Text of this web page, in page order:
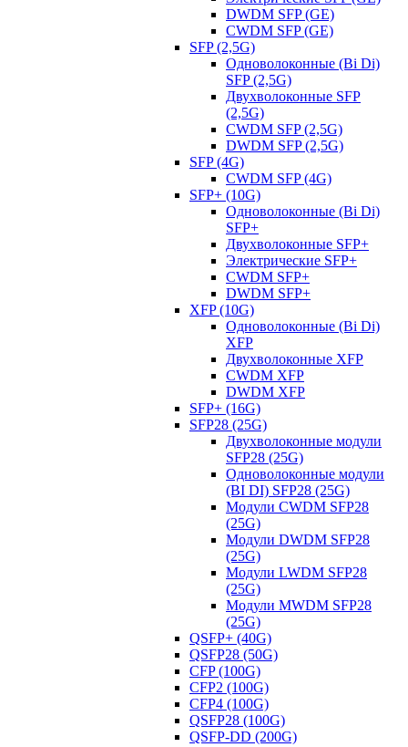
DWDM SFP (GE)
CWDM SFP (GE)
SFP (2,5G)
Одноволоконные (Bi Di)
SFP (2,5G)
Двухволоконные SFP
(2,5G)
CWDM SFP (2,5G)
DWDM SFP (2,5G)
SFP (4G)
CWDM SFP (4G)
SFP+ (10G)
Одноволоконные (Bi Di)
SFP+
Двухволоконные SFP+
Электрические SFP+
CWDM SFP+
DWDM SFP+
XFP (10G)
Одноволоконные (Bi Di)
XFP
Двухволоконные XFP
CWDM XFP
DWDM XFP
SFP+ (16G)
SFP28 (25G)
Двухволоконные модули
SFP28 (25G)
Одноволоконные модули
(BI DI) SFP28 (25G)
Модули CWDM SFP28
(25G)
Модули DWDM SFP28
(25G)
Модули LWDM SFP28
(25G)
Модули MWDM SFP28
(25G)
QSFP+ (40G)
QSFP28 (50G)
CFP (100G)
CFP2 (100G)
CFP4 (100G)
QSFP28 (100G)
QSFP-DD (200G)